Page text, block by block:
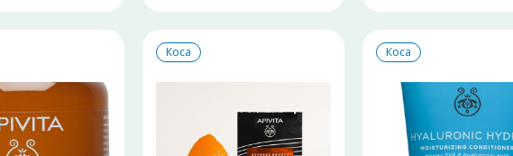
Коса Коса